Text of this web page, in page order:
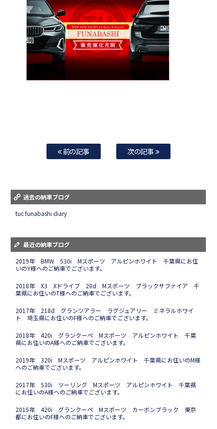
前の記事 次の記事
過去の納車ブログ
tuc funabashi diary
最近の納車ブログ
2019年 BMW 530i Mスポーツ アルピンホワイト 千葉県にお住
いのY様へのご納車でございます。
2018年 X3 Xドライブ 20d Mスポーツ ブラックサファイア 千
葉県にお住いのT様へのご納車でございます。
2017年 218d グランツアラー ラグジュアリー ミネラルホワイ
ト 埼玉県にお住いのF様へのご納車でございます。
2018年 420i グランクーペ Mスポーツ アルピンホワイト 千葉
県にお住いのA様へのご納車でございます。
2019年 320i Mスポーツ アルピンホワイト 千葉県にお住いのM様
へのご納車でございます。
2017年 530i ツーリング Mスポーツ アルピンホワイト 千葉県
にお住いのA様へのご納車でございます。
2015年 420i グランクーペ Mスポーツ カーボンブラック 東京
都にお住いのF様へのご納車でございます。